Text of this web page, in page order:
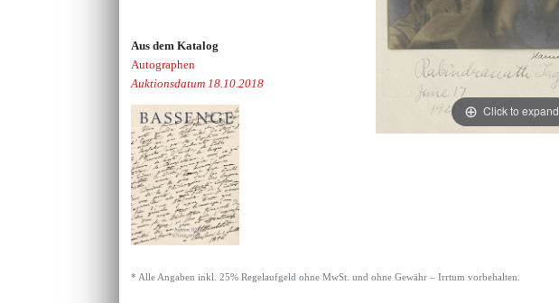
Aus dem Katalog
Autographen
Auktionsdatum 18.10.2018
Click to expand
* Alle Angaben inkl. 25% Regelaufgeld ohne MwSt. und ohne Gewähr – Irrtum vorbehalten.